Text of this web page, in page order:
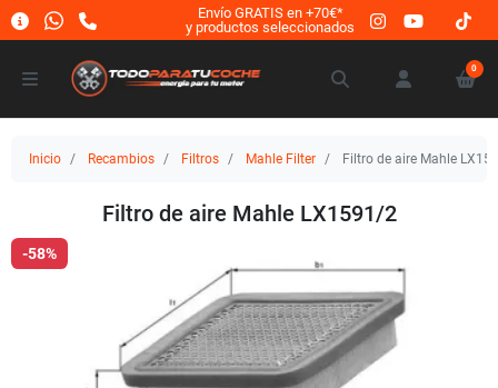
Envío GRATIS en +70€*
y productos seleccionados
0
Inicio Recambios Filtros Mahle Filter Filtro de aire Mahle
Filtro de aire Mahle LX1591/2
-58%